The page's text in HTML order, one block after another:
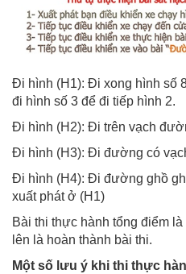
Đi hình (H1): Đi xong hình số
đi hình số 3 để đi tiếp hình 2.
Đi hình (H2): Đi trên vạch
Đi hình (H3): Đi đường có
Đi hình (H4): Đi đường ghồ
xuất phát ở (H1)
Bài thi thực hành tổng điểm
lên là hoàn thành bài thi.
Một số lưu ý khi thi thực